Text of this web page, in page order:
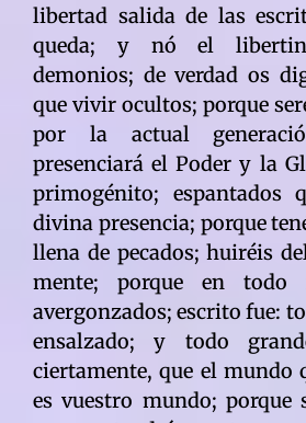
libertad salida de las
queda; y nó el
demonios; de verdad os
que vivir ocultos; porque
por la actual
presenciará el Poder y la
primogénito; espantados
divina presencia; porque
llena de pecados; huiréis
mente; porque en todo
avergonzados; escrito fue:
ensalzado; y todo
ciertamente, que el mundo
es vuestro mundo; porque